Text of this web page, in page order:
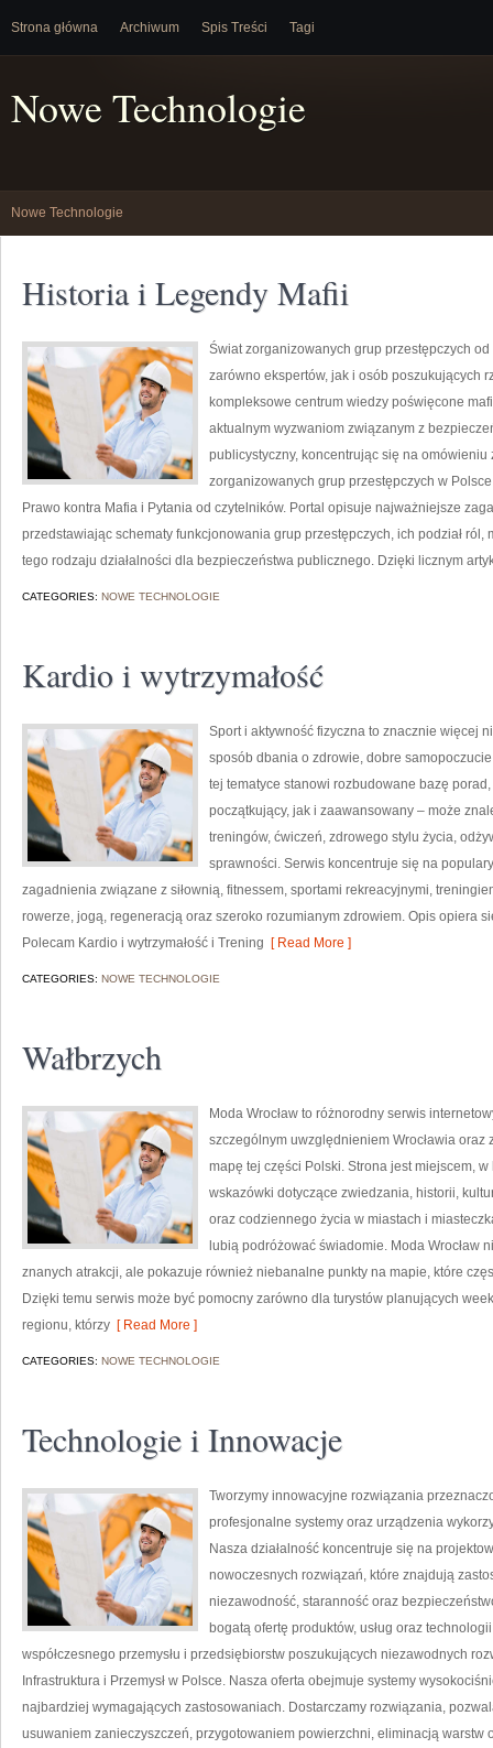
Strona główna Archiwum Spis Treści Tagi
Nowe Technologie
Nowe Technologie
Historia i Legendy Mafii
Świat zorganizowanych grup przestępczych
zarówno ekspertów, jak i osób poszukujących
kompleksowe centrum wiedzy poświęcone
aktualnym wyzwaniom związanym z
publicystyczny, koncentrując się na
zorganizowanych grup przestępczych w
Prawo kontra Mafia i Pytania od czytelników. Portal opisuje najważniejsze
przedstawiając schematy funkcjonowania grup przestępczych, ich podział ról,
tego rodzaju działalności dla bezpieczeństwa publicznego. Dzięki licznym
CATEGORIES: NOWE TECHNOLOGIE
Kardio i wytrzymałość
Sport i aktywność fizyczna to znacznie więcej
sposób dbania o zdrowie, dobre
tej tematyce stanowi rozbudowane bazę
początkujący, jak i zaawansowany – może
treningów, ćwiczeń, zdrowego stylu życia,
sprawności. Serwis koncentruje się na
zagadnienia związane z siłownią, fitnessem, sportami rekreacyjnymi,
rowerze, jogą, regeneracją oraz szeroko rozumianym zdrowiem. Opis opiera
Polecam Kardio i wytrzymałość i Trening [ Read More ]
CATEGORIES: NOWE TECHNOLOGIE
Wałbrzych
Moda Wrocław to różnorodny serwis
szczególnym uwzględnieniem Wrocławia
mapę tej części Polski. Strona jest miejscem,
wskazówki dotyczące zwiedzania, historii,
oraz codziennego życia w miastach i
lubią podróżować świadomie. Moda Wrocław
znanych atrakcji, ale pokazuje również niebanalne punkty na mapie, które
Dzięki temu serwis może być pomocny zarówno dla turystów planujących
regionu, którzy [ Read More ]
CATEGORIES: NOWE TECHNOLOGIE
Technologie i Innowacje
Tworzymy innowacyjne rozwiązania
profesjonalne systemy oraz urządzenia
Nasza działalność koncentruje się na
nowoczesnych rozwiązań, które znajdują
niezawodność, staranność oraz
bogatą ofertę produktów, usług oraz
współczesnego przemysłu i przedsiębiorstw poszukujących niezawodnych
Infrastruktura i Przemysł w Polsce. Nasza oferta obejmuje systemy
najbardziej wymagających zastosowaniach. Dostarczamy rozwiązania,
usuwaniem zanieczyszczeń, przygotowaniem powierzchni, eliminacją warstw